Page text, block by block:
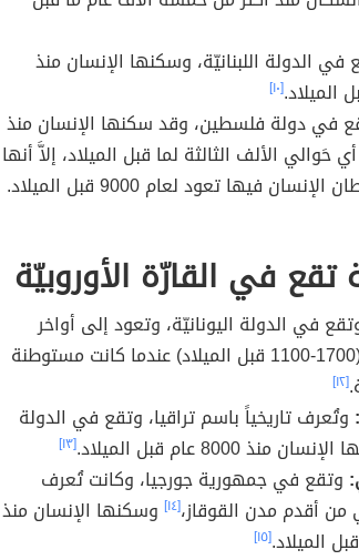
في الدولة اللبنانيّة، وسكنها الإنسان منذ
الميلاد.[١٠]
في دولة فلسطين، وقد سكنها الإنسان منذ
حَوالي الألف الثالثة لما قبل الميلاد، إلاَّ أنها
فيها تعود لعام 9000 قبل الميلاد.
في القارّة الأوروبيّة
في الدولة اليونانيّة، وتعود إلى أواخر
العصر البرونزي (1700-1100 قبل الميلاد) عندما كانت مستوطنة
[١٢]
وتُعرف تاريخياً باسم تراقيا، وتقع في الدولة
8000 عام قبل الميلاد.
[١٣]
وتقع في جمهورية جورجيا، وكانت تُعرف
أقدم مدن القوقاز،[١٤]
وسكنها الإنسان منذ
الميلاد.[١٥]